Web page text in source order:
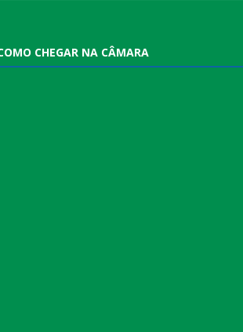
CHEGAR NA CÂMARA